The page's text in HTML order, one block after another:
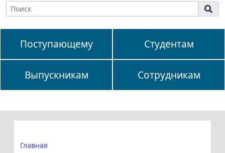
Поступающему Студентам
Выпускникам Сотрудникам
Главная